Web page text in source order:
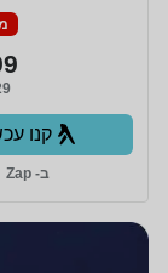
₪
קנו
ב- Zap